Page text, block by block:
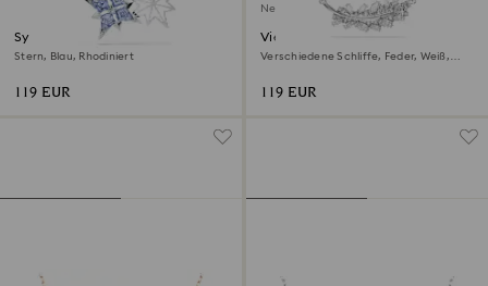
Symbolica Anhänger
Stern, Blau, Rhodiniert
119 EUR
Neu
Vienna Anhänger
Verschiedene Schliffe, Feder, Weiß,
119 EUR